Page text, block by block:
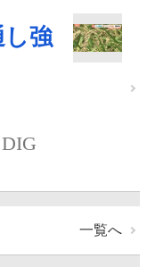
し強
一覧へ